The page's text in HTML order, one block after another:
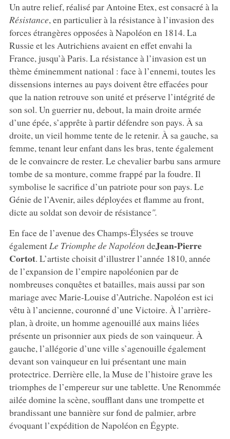
Un autre relief, réalisé par Antoine Etex, est consacré à la
Résistance, en particulier à la résistance à l’invasion des
forces étrangères opposées à Napoléon en 1814. La
Russie et les Autrichiens avaient en effet envahi la
France, jusqu’à Paris. La résistance à l’invasion est un
thème éminemment national : face à l’ennemi, toutes les
dissensions internes au pays doivent être effacées pour
que la nation retrouve son unité et préserve l’intégrité de
son sol. Un guerrier nu, debout, la main droite armée
d’une épée, s’apprête à partir défendre son pays. À sa
droite, un vieil homme tente de le retenir. À sa gauche, sa
femme, tenant leur enfant dans les bras, tente également
de le convaincre de rester. Le chevalier barbu sans armure
tombe de sa monture, comme frappé par la foudre. Il
symbolise le sacrifice d’un patriote pour son pays. Le
Génie de l’Avenir, ailes déployées et flamme au front,
dicte au soldat son devoir de résistance".
En face de l’avenue des Champs-Élysées se trouve
égalementLe Triomphe de Napoléon deJean-Pierre
Cortot. L’artiste choisit d’illustrer l’année 1810, année
de l’expansion de l’empire napoléonien par de
nombreuses conquêtes et batailles, mais aussi par son
mariage avec Marie-Louise d’Autriche. Napoléon est ici
vêtu à l’ancienne, couronné d’une Victoire. À l’arrière-
plan, à droite, un homme agenouillé aux mains liées
présente un prisonnier aux pieds de son vainqueur. À
gauche, l’allégorie d’une ville s’agenouille également
devant son vainqueur en lui présentant une main
protectrice. Derrière elle, la Muse de l’histoire grave les
triomphes de l’empereur sur une tablette. Une Renommée
ailée domine la scène, soufflant dans une trompette et
brandissant une bannière sur fond de palmier, arbre
évoquant l’expédition de Napoléon en Égypte.